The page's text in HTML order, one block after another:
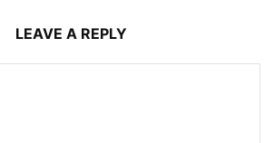
LEAVE A REPLY